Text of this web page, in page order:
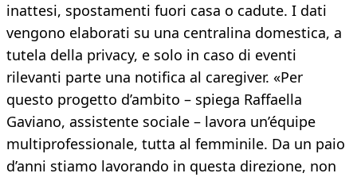
inattesi, spostamenti fuori casa o cadute. I dati
vengono elaborati su una centralina domestica, a
tutela della privacy, e solo in caso di eventi
rilevanti parte una notifica al caregiver. «Per
questo progetto d’ambito – spiega Raffaella
Gaviano, assistente sociale – lavora un’équipe
multiprofessionale, tutta al femminile. Da un paio
d’anni stiamo lavorando in questa direzione, non